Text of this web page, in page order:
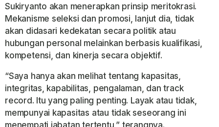
Sukiryanto akan menerapkan prinsip meritokrasi.
Mekanisme seleksi dan promosi, lanjut dia, tidak
akan didasari kedekatan secara politik atau
hubungan personal melainkan berbasis kualifikasi,
kompetensi, dan kinerja secara objektif.
“Saya hanya akan melihat tentang kapasitas,
integritas, kapabilitas, pengalaman, dan track
record. Itu yang paling penting. Layak atau tidak,
mempunyai kapasitas atau tidak seseorang ini